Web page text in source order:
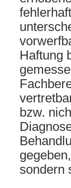
Haftung
bzw.
sondern